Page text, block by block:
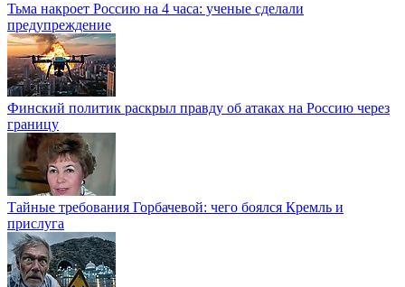
Тьма накроет Россию на 4 часа: ученые сделали
предупреждение
Финский политик раскрыл правду об атаках на Россию через
границу
Тайные требования Горбачевой: чего боялся Кремль и
прислуга